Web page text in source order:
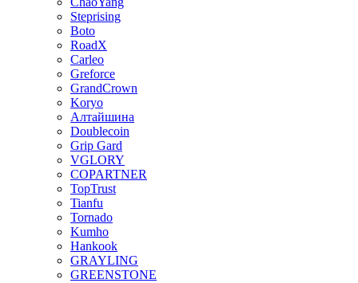
Steprising
Boto
RoadX
Carleo
Greforce
GrandCrown
Koryo
Алтайшина
Doublecoin
Grip Gard
VGLORY
COPARTNER
TopTrust
Tianfu
Tornado
Kumho
Hankook
GRAYLING
GREENSTONE